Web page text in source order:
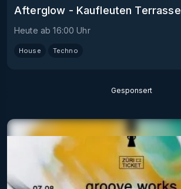
Afterglow - Kaufleuten Terrasse
Heute ab 16:00 Uhr
House Techno
Gesponsert